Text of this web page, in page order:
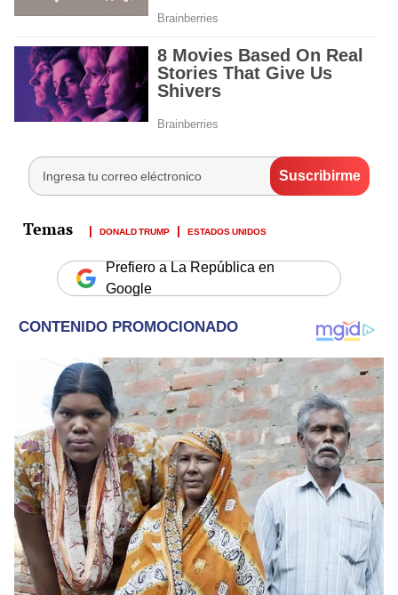
DONALD TRUMP ESTADOS UNIDOS
Prefiero a La República en
Google